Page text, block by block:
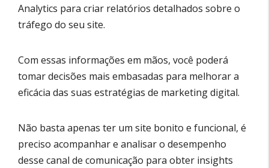
Analytics para criar relatórios detalhados sobre o
tráfego do seu site.
Com essas informações em mãos, você poderá
tomar decisões mais embasadas para melhorar a
eficácia das suas estratégias de marketing digital.
Não basta apenas ter um site bonito e funcional, é
preciso acompanhar e analisar o desempenho
desse canal de comunicação para obter insights